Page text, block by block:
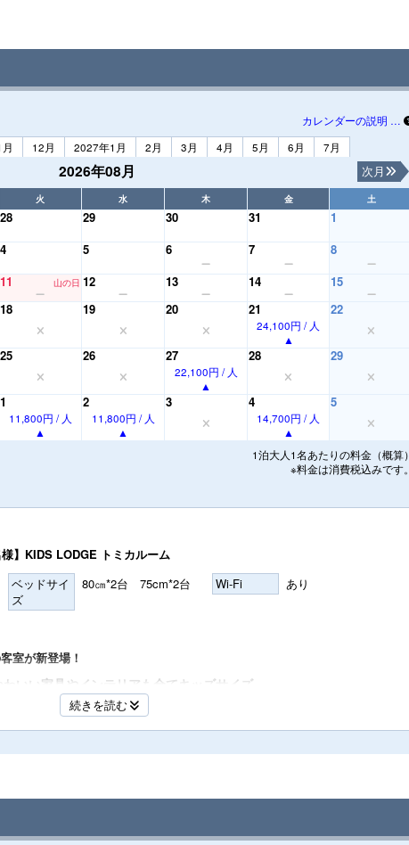
カレンダーの説明 …
12月 2027年1月 2月 3月 4月 5月 6月 7月
2026年08月 次月
火 水 木 金 土
28 29 30 31
1
4 5 6 7
8
11 山の日 12 13 14
15
18 19 20 21
24,100円 / 人
22
25 26 27
22,100円 / 人
28 29
1
11,800円 / 人
2
11,800円 / 人
3 4
14,700円 / 人
5
1泊大人1名あたりの料金（概算）
※料金は消費税込みです。
】KIDS LODGE トミカルーム
ベッドサイ
ズ
80㎝*2台 75cm*2台 Wi-Fi あり
室が新登場！
いい家具やインテリアも全てキッズサイズ。
ォースタイプのお部屋。
となります。
続きを読む